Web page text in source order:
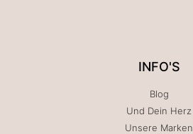
INFO'S
Blog
Und Dein Herz
Unsere Marken